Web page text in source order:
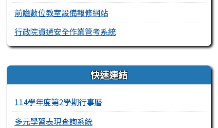
前瞻數位教室設備報修網站
行政院資通安全作業管考系統
右邊區域內容 快速連結
114學年度第2學期行事曆
多元學習表現查詢系統